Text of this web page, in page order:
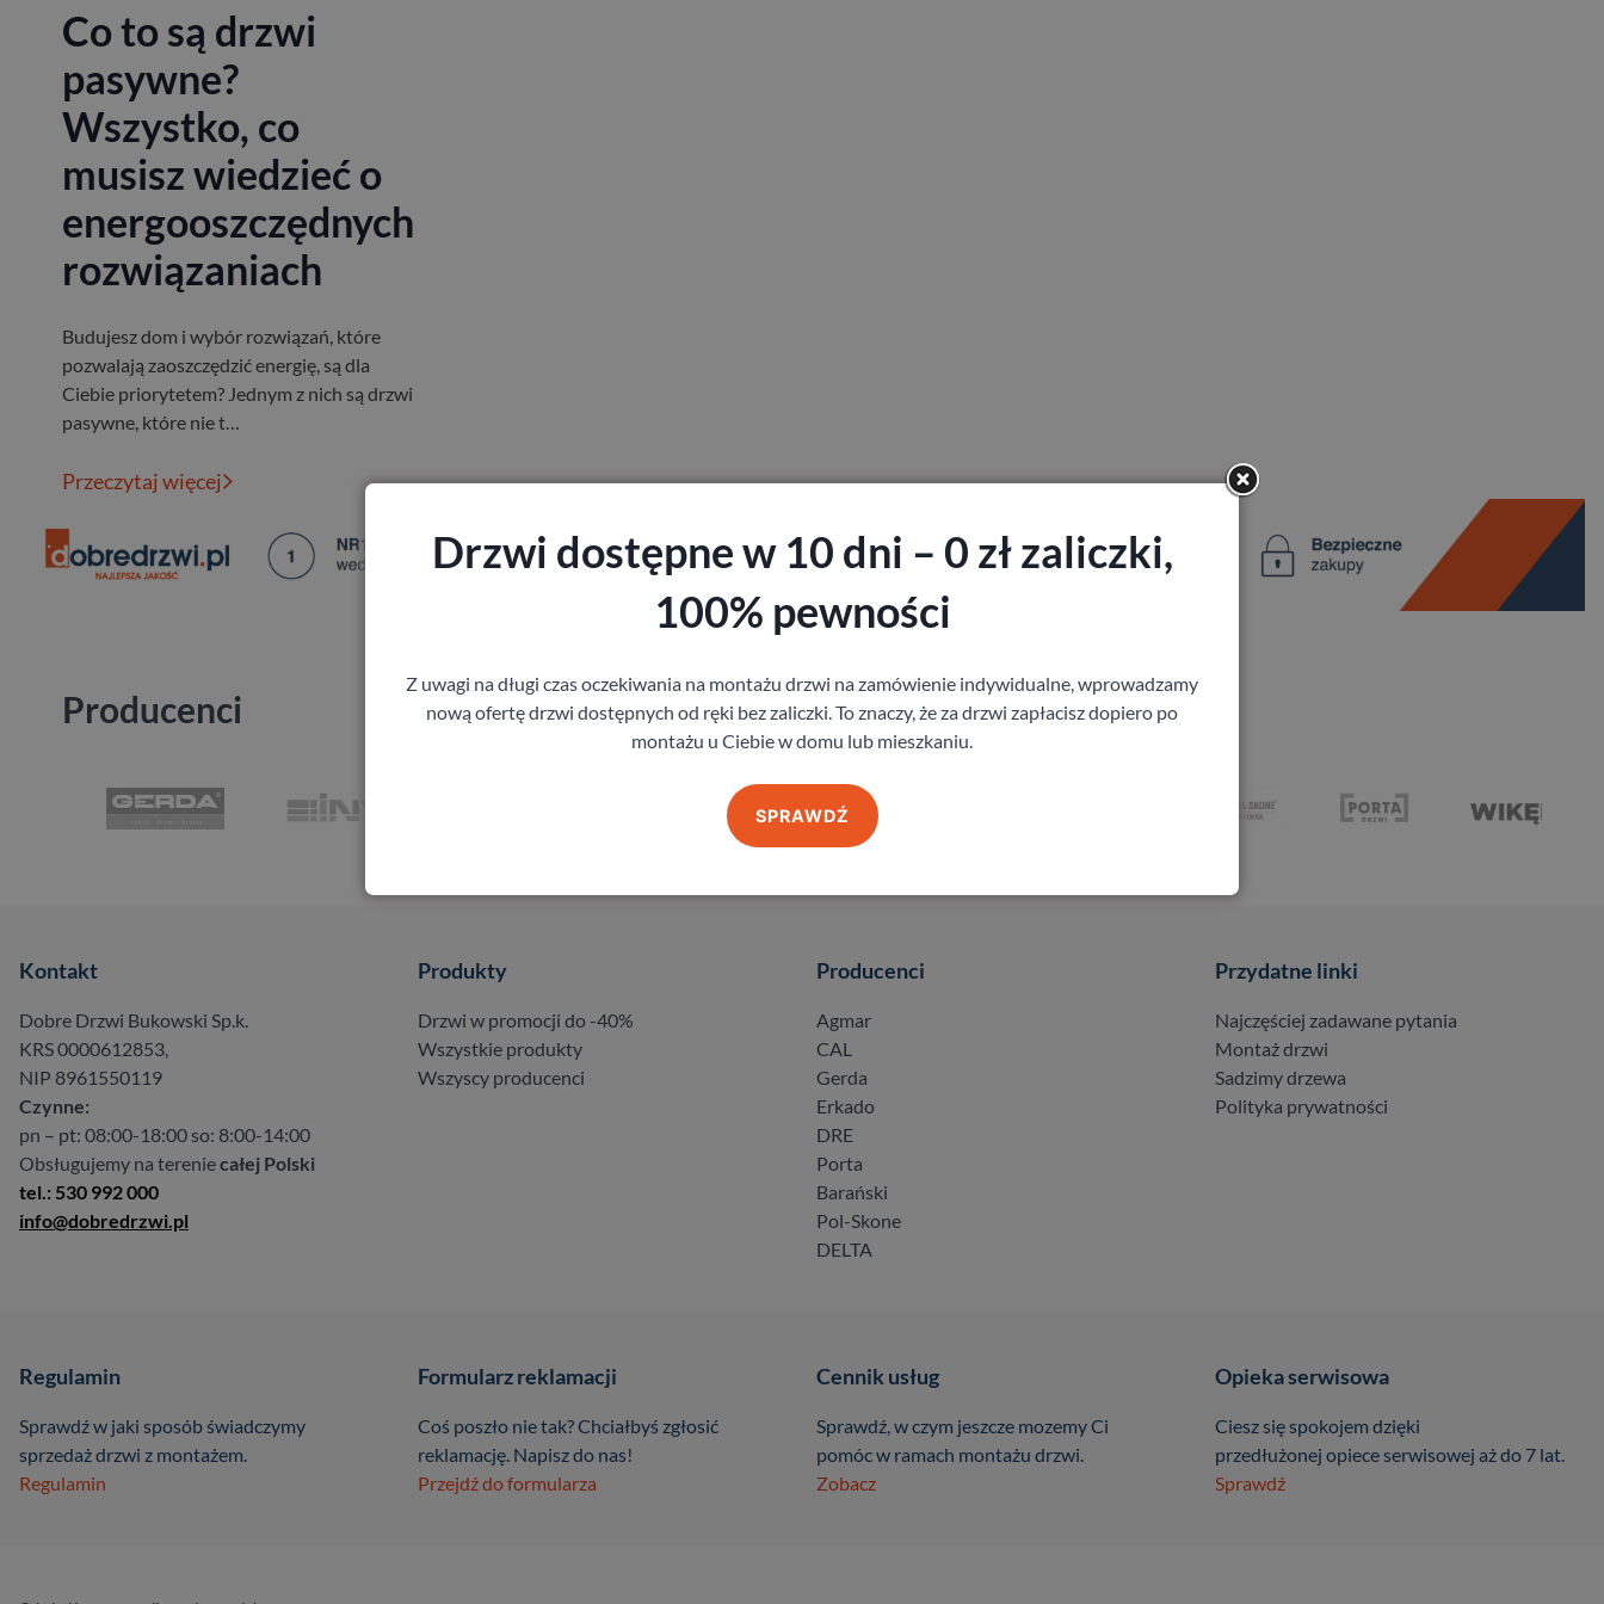
Co to są drzwi
pasywne?
Wszystko, co
musisz wiedzieć o
energooszczędnych
rozwiązaniach
Budujesz dom i wybór rozwiązań, które
pozwalają zaoszczędzić energię, są dla
Ciebie priorytetem? Jednym z nich są drzwi
pasywne, które nie t…
Przeczytaj więcej
Producenci
Kontakt
Dobre Drzwi Bukowski Sp.k.
KRS 0000612853,
NIP 8961550119
Czynne:
pn – pt: 08:00-18:00 so: 8:00-14:00
Obsługujemy na tereniecałej Polski
tel.: 530 992 000
info@dobredrzwi.pl
Produkty
Drzwi w promocji do -40%
Wszystkie produkty
Wszyscy producenci
Producenci
Agmar
CAL
Gerda
Erkado
DRE
Porta
Barański
Pol-Skone
DELTA
Przydatne linki
Najczęściej zadawane pytania
Montaż drzwi
Sadzimy drzewa
Polityka prywatności
Regulamin
Sprawdź w jaki sposób świadczymy
sprzedaż drzwi z montażem.
Regulamin
Formularz reklamacji
Coś poszło nie tak? Chciałbyś zgłosić
reklamację. Napisz do nas!
Przejdź do formularza
Cennik usług
Sprawdź, w czym jeszcze mozemy Ci
pomóc w ramach montażu drzwi.
Zobacz
Opieka serwisowa
Ciesz się spokojem dzięki
przedłużonej opiece serwisowej aż do 7 lat.
Sprawdź
Drzwi dostępne w 10 dni – 0 zł zaliczki,
100% pewności
Z uwagi na długi czas oczekiwania na montażu drzwi na zamówienie indywidualne, wprowadzamy
nową ofertę drzwi dostępnych od ręki bez zaliczki. To znaczy, że za drzwi zapłacisz dopiero po
montażu u Ciebie w domu lub mieszkaniu.
SPRAWDŹ